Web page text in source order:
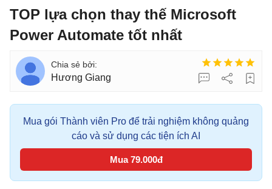
TOP lựa chọn thay thế Microsoft
Power Automate tốt nhất
Hương Giang
Mua gói Thành viên Pro để trải nghiệm không quảng
cáo và sử dụng các tiện ích AI
Mua 79.000đ